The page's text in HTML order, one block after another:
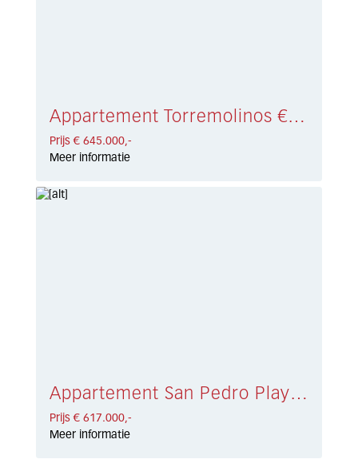
Appartement Torremolinos € 645.000,-
Prijs € 645.000,-
Meer informatie
Appartement San Pedro Playa € 617.000,-
Prijs € 617.000,-
Meer informatie